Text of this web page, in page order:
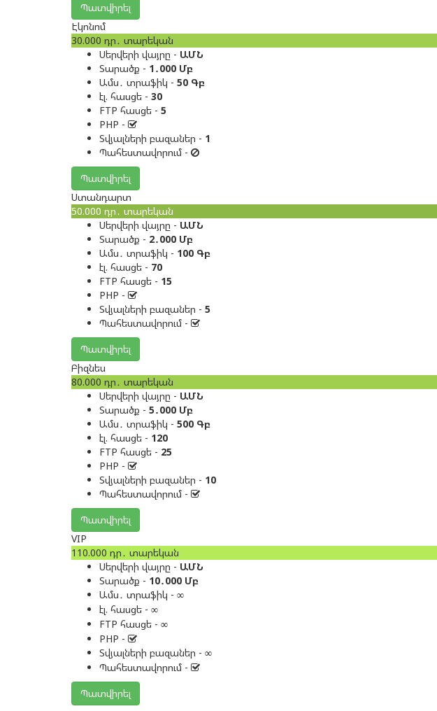
Պատվիրել
Էկոնոմ
30.000 դր․ տարեկան
Սերվերի վայրը - ԱՄՆ
Տարածք - 1․000 Մբ
Ամս․ տրաֆիկ - 50 Գբ
էլ. հասցե - 30
FTP հասցե - 5
PHP -
Տվյալների բազաներ - 1
Պահեստավորում -
Պատվիրել
Ստանդարտ
50.000 դր․ տարեկան
Սերվերի վայրը - ԱՄՆ
Տարածք - 2․000 Մբ
Ամս․ տրաֆիկ - 100 Գբ
էլ. հասցե - 70
FTP հասցե - 15
PHP -
Տվյալների բազաներ - 5
Պահեստավորում -
Պատվիրել
Բիզնես
80.000 դր․ տարեկան
Սերվերի վայրը - ԱՄՆ
Տարածք - 5․000 Մբ
Ամս․ տրաֆիկ - 500 Գբ
էլ. հասցե - 120
FTP հասցե - 25
PHP -
Տվյալների բազաներ - 10
Պահեստավորում -
Պատվիրել
VIP
110.000 դր․ տարեկան
Սերվերի վայրը - ԱՄՆ
Տարածք - 10․000 Մբ
Ամս․ տրաֆիկ - ∞
էլ. հասցե - ∞
FTP հասցե - ∞
PHP -
Տվյալների բազաներ - ∞
Պահեստավորում -
Պատվիրել